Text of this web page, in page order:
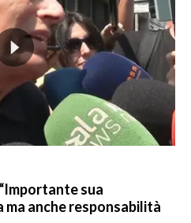
sua
anche responsabilità